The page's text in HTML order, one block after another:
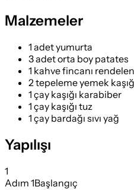
Malzemeler
1 adet yumurta
3 adet orta boy patates
1 kahve fincanı
2 tepeleme yemek
1 çay kaşığı karabiber
1 çay kaşığı tuz
1 çay bardağı sıvı yağ
Yapılışı
1
Adım 1Başlangıç